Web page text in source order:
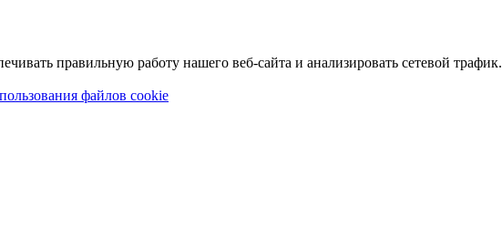
правильную работу нашего веб-сайта и анализировать сетевой трафик.
файлов cookie